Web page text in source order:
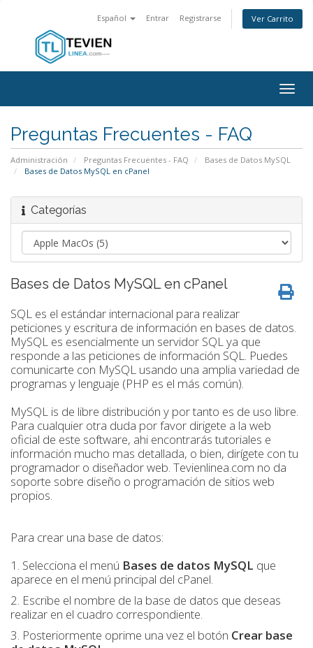
Español Entrar Registrarse Ver Carrito
Preguntas Frecuentes - FAQ
Administración Preguntas Frecuentes - FAQ
Bases de Datos MySQL
Bases de Datos MySQL en cPanel
Categorías
Bases de Datos MySQL en cPanel
SQL es el estándar internacional para realizar
peticiones y escritura de información en bases de datos.
MySQL es esencialmente un servidor SQL ya que
responde a las peticiones de información SQL. Puedes
comunicarte con MySQL usando una amplia variedad de
programas y lenguaje (PHP es el más común).
MySQL is de libre distribución y por tanto es de uso libre.
Para cualquier otra duda por favor dirigete a la web
oficial de este software, ahi encontrarás tutoriales e
información mucho mas detallada, o bien, dirígete con tu
programador o diseñador web. Tevienlinea.com no da
soporte sobre diseño o programación de sitios web
propios.
Para crear una base de datos:
1. Selecciona el menú Bases de datos MySQL que
aparece en el menú principal del cPanel.
2. Escribe el nombre de la base de datos que deseas
realizar en el cuadro correspondiente.
3. Posteriormente oprime una vez el botón Crear base